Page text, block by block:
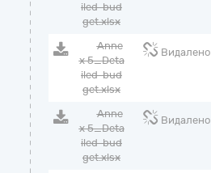
iled-bud
get.xlsx
Anne
x 5_Deta
iled-bud
get.xlsx
Видалено
Anne
x 5_Deta
iled-bud
get.xlsx
Видалено